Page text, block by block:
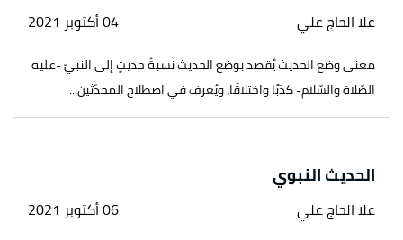
علا الحاج علي 04 أكتوبر 2021
معنى وضع الحديث يُقصد بوضع الحديث نسبةُ حديثٍ إلى النبيّ -عليه
الصّلاة والسّلام- كذبًا واختلاقًا، ويُعرف في اصطلاح المحدّثين...
الحديث النبوي
علا الحاج علي 06 أكتوبر 2021